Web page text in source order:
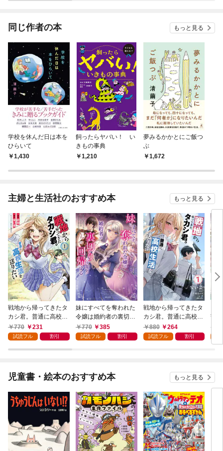
同じ作者の本 もっと見る
学校を休んだ日は本を
ひらいて
1,430
飼ったらヤバい！ い
きもの事典
1,210
夢みるかかとにご飯つ
ぶ
1,672
主婦と生活社のおすすめ本 もっと見る
戦地から帰ってきたタ
カシ君。普通に高校生
活を送りたい（コミッ
ク）【電子版特典付】
770 231
試読フル 割引
妹にすべてを奪われた
令嬢は婚約者の裏切り
を知り回帰する（コミ
ック）【電子版特典
770 385
試読フル 割引
戦地から帰ってきたタ
カシ君。普通に高校生
活を送りたい【電子版
特典付】１
880 264
試読フル 割引
寄
子
児童書・絵本のおすすめ本 もっと見る